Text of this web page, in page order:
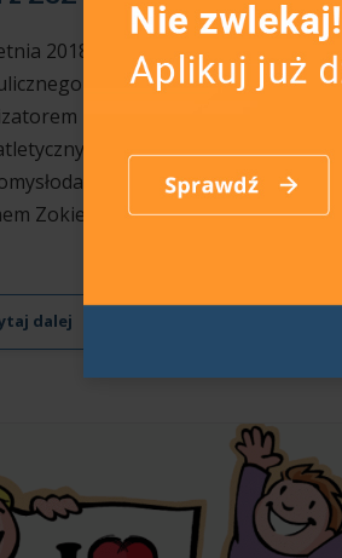
2018 roku miała miejsce III edycja
,,Electrolux 3. Nocna Dycha’’.
imprezy jest ,,Klub
'Kotwica Brzeg' ’’, z prezesem
i koordynatorem
Zokiem na czele. Zawody otworz
dalej